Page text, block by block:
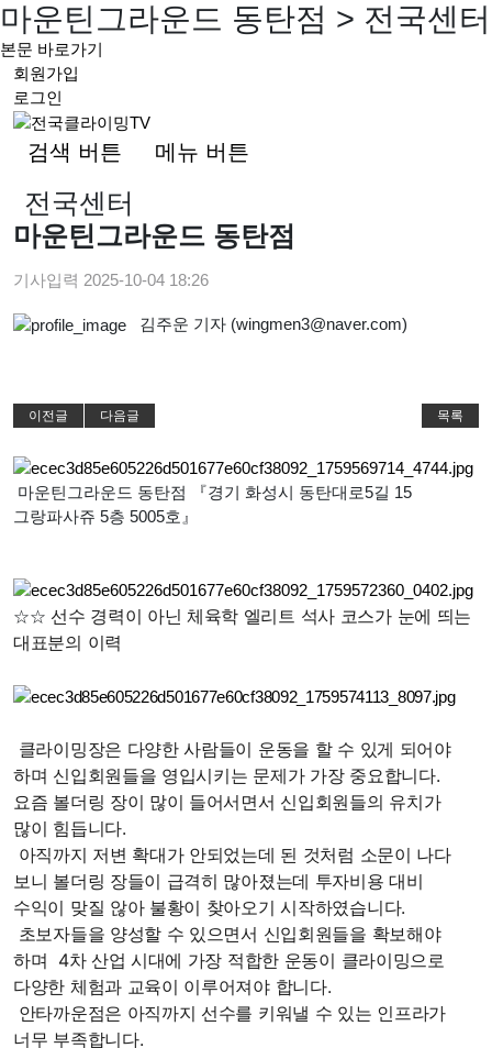
마운틴그라운드 동탄점 > 전국센터
본문 바로가기
회원가입
로그인
검색 버튼 메뉴 버튼
전국센터
마운틴그라운드 동탄점
기사입력 2025-10-04 18:26
김주운 기자 (wingmen3@naver.com)
이전글 다음글 목록
마운틴그라운드 동탄점 『경기 화성시 동탄대로5길 15
그랑파사쥬 5층 5005호』
☆☆ 선수 경력이 아닌 체육학 엘리트 석사 코스가 눈에 띄는
대표분의 이력
클라이밍장은 다양한 사람들이 운동을 할 수 있게 되어야
하며 신입회원들을 영입시키는 문제가 가장 중요합니다.
요즘 볼더링 장이 많이 들어서면서 신입회원들의 유치가
많이 힘듭니다.
아직까지 저변 확대가 안되었는데 된 것처럼 소문이 나다
보니 볼더링 장들이 급격히 많아졌는데 투자비용 대비
수익이 맞질 않아 불황이 찾아오기 시작하였습니다.
초보자들을 양성할 수 있으면서 신입회원들을 확보해야
하며 4차 산업 시대에 가장 적합한 운동이 클라이밍으로
다양한 체험과 교육이 이루어져야 합니다.
안타까운점은 아직까지 선수를 키워낼 수 있는 인프라가
너무 부족합니다.